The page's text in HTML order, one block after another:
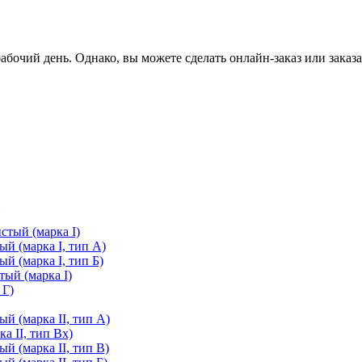
день. Однако, вы можете сделать онлайн-заказ или
(марка I)
(марка I, тип А)
(марка I, тип Б)
(марка I)
Г)
(марка II, тип А)
II, тип Вх)
(марка II, тип В)